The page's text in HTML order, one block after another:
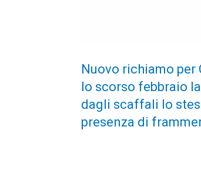
Nuovo richiamo per
lo scorso febbraio
dagli scaffali lo
presenza di